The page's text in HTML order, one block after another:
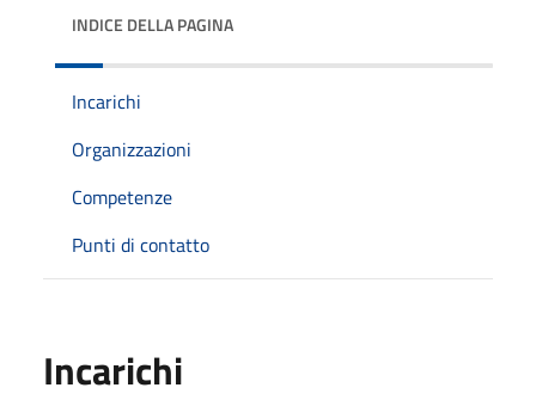
INDICE DELLA PAGINA
Incarichi
Organizzazioni
Competenze
Punti di contatto
Incarichi